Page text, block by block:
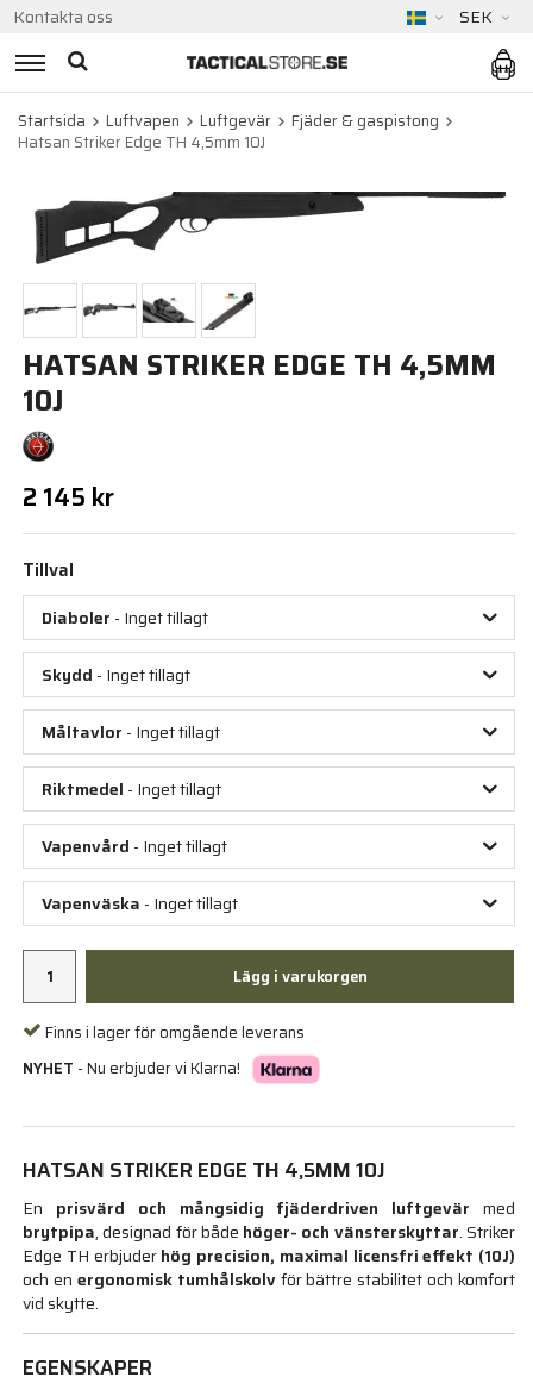
Kontakta oss SEK
Startsida Luftvapen Luftgevär
Fjäder & gaspistong
Hatsan Striker Edge TH 4,5mm 10J
HATSAN STRIKER EDGE TH 4,5MM
10J
2 145 kr
Tillval
Diaboler - Inget tillagt
Skydd - Inget tillagt
Måltavlor - Inget tillagt
Riktmedel - Inget tillagt
Vapenvård - Inget tillagt
Vapenväska - Inget tillagt
Lägg i varukorgen
Finns i lager för omgående leverans
NYHET - Nu erbjuder vi Klarna!
HATSAN STRIKER EDGE TH 4,5MM 10J
En prisvärd och mångsidig fjäderdriven luftgevär med
brytpipa, designad för både höger- och vänsterskyttar. Striker
Edge TH erbjuderhög precision, maximal licensfri effekt (10J)
och en ergonomisk tumhålskolvför bättre stabilitet och komfort
vid skytte.
EGENSKAPER